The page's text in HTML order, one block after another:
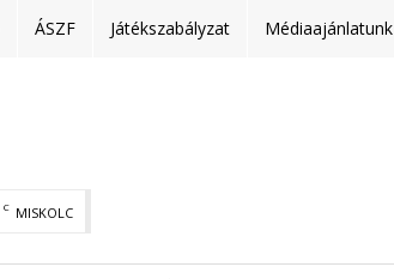
ÁSZF Játékszabályzat Médiaajánlatunk
C MISKOLC